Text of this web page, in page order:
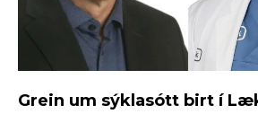
Grein um sýklasótt birt í